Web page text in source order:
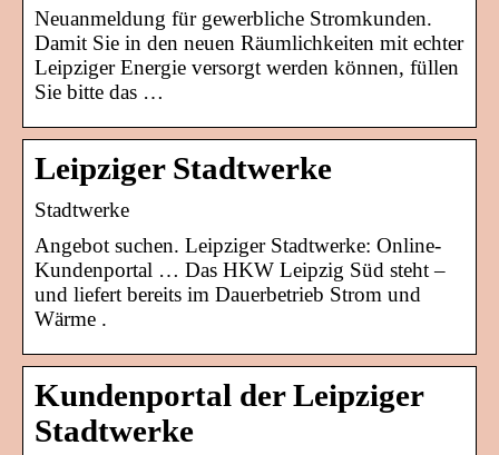
Neuanmeldung für gewerbliche Stromkunden.
Damit Sie in den neuen Räumlichkeiten mit echter
Leipziger Energie versorgt werden können, füllen
Sie bitte das …
Leipziger Stadtwerke
Stadtwerke
Angebot suchen. Leipziger Stadtwerke: Online-
Kundenportal … Das HKW Leipzig Süd steht –
und liefert bereits im Dauerbetrieb Strom und
Wärme .
Kundenportal der Leipziger
Stadtwerke